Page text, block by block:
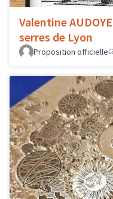
Valentine
serres de Lyon
Proposition officielle